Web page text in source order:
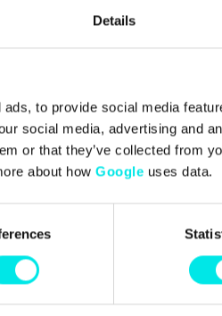
Details
to provide social media
social media, advertising and
or that they’ve collected from
about how Google uses data.